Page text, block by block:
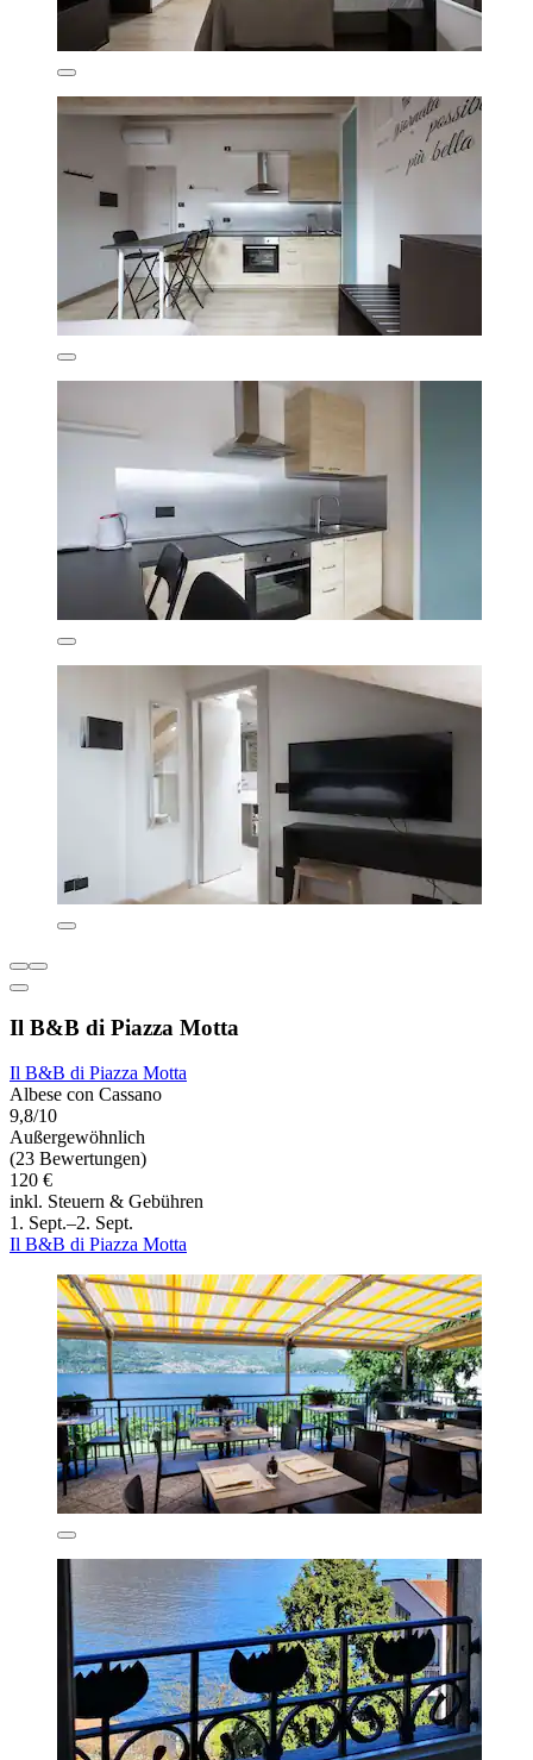
Il B&B di Piazza Motta
Il B&B di Piazza Motta
Albese con Cassano
9,8/10
Außergewöhnlich
(23 Bewertungen)
120 €
inkl. Steuern & Gebühren
1. Sept.–2. Sept.
Il B&B di Piazza Motta